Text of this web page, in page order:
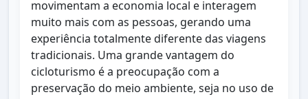
movimentam a economia local e interagem
muito mais com as pessoas, gerando uma
experiência totalmente diferente das viagens
tradicionais. Uma grande vantagem do
cicloturismo é a preocupação com a
preservação do meio ambiente, seja no uso de